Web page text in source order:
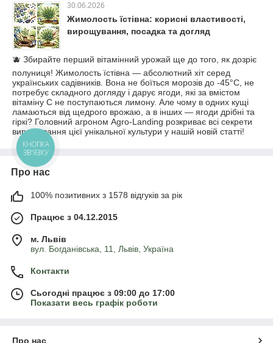
30.06.2026
Жимолость їстівна: корисні властивості,
вирощування, посадка та догляд
🫐 Збирайте перший вітамінний урожай ще до того, як дозріє
полуниця! Жимолость їстівна — абсолютний хіт серед
українських садівників. Вона не боїться морозів до -45°C, не
потребує складного догляду і дарує ягоди, які за вмістом
вітаміну С не поступаються лимону. Але чому в одних кущі
ламаються від щедрого врожаю, а в інших — ягоди дрібні та
гіркі? Головний агроном Agro-Landing розкриває всі секрети
вирощування цієї унікальної культури у нашій новій статті!
Про нас
100% позитивних з 1578 відгуків за рік
Працює з 04.12.2015
м. Львів
вул. Богданівська, 11, Львів, Україна
Контакти
Сьогодні працює з 09:00 до 17:00
Показати весь графік роботи
Про нас
КНОПКА
ЗВ'ЯЗКУ